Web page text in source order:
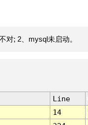
对; 2、mysql未启动。
Line
14